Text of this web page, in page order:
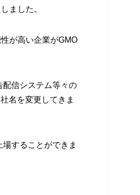
ました。
が高い企業がGMO
配信システム等々の
名を変更してきま
することができま